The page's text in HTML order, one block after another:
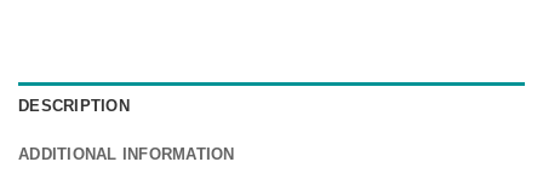
DESCRIPTION
ADDITIONAL INFORMATION